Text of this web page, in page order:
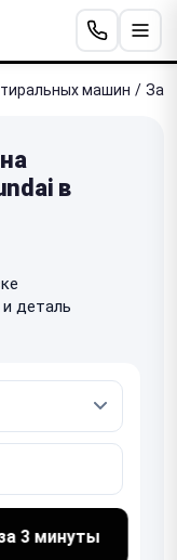
машин /
в
деталь
3 минуты